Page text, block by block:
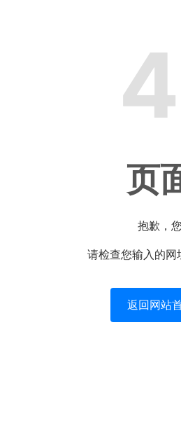
页
抱歉，
请检查您输入的
返回网站